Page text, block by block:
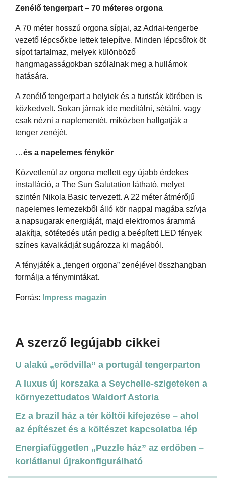
Zenélő tengerpart – 70 méteres orgona
A 70 méter hosszú orgona sípjai, az Adriai-tengerbe
vezető lépcsőkbe lettek telepítve. Minden lépcsőfok öt
sípot tartalmaz, melyek különböző
hangmagasságokban szólalnak meg a hullámok
hatására.
A zenélő tengerpart a helyiek és a turisták körében is
közkedvelt. Sokan járnak ide meditálni, sétálni, vagy
csak nézni a naplementét, miközben hallgatják a
tenger zenéjét.
…és a napelemes fénykör
Közvetlenül az orgona mellett egy újabb érdekes
installáció, a The Sun Salutation látható, melyet
szintén Nikola Basic tervezett. A 22 méter átmérőjű
napelemes lemezekből álló kör nappal magába szívja
a napsugarak energiáját, majd elektromos árammá
alakítja, sötétedés után pedig a beépített LED fények
színes kavalkádját sugározza ki magából.
A fényjáték a „tengeri orgona” zenéjével összhangban
formálja a fénymintákat.
Forrás: Impress magazin
A szerző legújabb cikkei
U alakú „erődvilla” a portugál tengerparton
A luxus új korszaka a Seychelle-szigeteken a
környezettudatos Waldorf Astoria
Ez a brazil ház a tér költői kifejezése – ahol
az építészet és a költészet kapcsolatba lép
Energiafüggetlen „Puzzle ház” az erdőben –
korlátlanul újrakonfigurálható